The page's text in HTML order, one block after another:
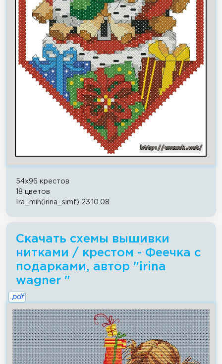
54x96 крестов
18 цветов
Ira_mih(irina_simf) 23.10.08
Скачать схемы вышивки
нитками / крестом - Феечка с
подарками, автор "irina
wagner "
.pdf